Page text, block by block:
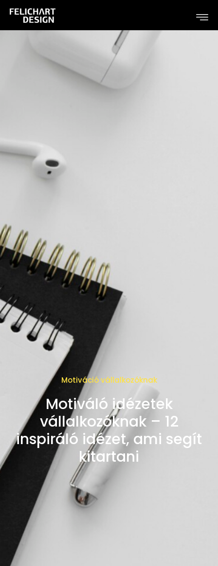
Motiváció vállalkozóknak
Motiváló idézetek
vállalkozóknak – 12
inspiráló idézet, ami segít
kitartani